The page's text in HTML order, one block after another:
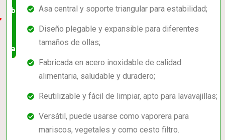
barato,
bien
valorado!
Asa central y soporte triangular para estabilidad;
Diseño plegable y expansible para diferentes
tamaños de ollas;
Fabricada en acero inoxidable de calidad
alimentaria, saludable y duradero;
Reutilizable y fácil de limpiar, apto para lavavajillas;
Versátil, puede usarse como vaporera para
mariscos, vegetales y como cesto filtro.